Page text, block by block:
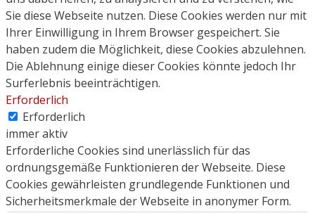
Sie diese Webseite nutzen. Diese Cookies werden nur mit
Ihrer Einwilligung in Ihrem Browser gespeichert. Sie
haben zudem die Möglichkeit, diese Cookies abzulehnen.
Die Ablehnung einige dieser Cookies könnte jedoch Ihr
Surferlebnis beeinträchtigen.
Erforderlich
Erforderlich
immer aktiv
Erforderliche Cookies sind unerlässlich für das
ordnungsgemäße Funktionieren der Webseite. Diese
Cookies gewährleisten grundlegende Funktionen und
Sicherheitsmerkmale der Webseite in anonymer Form.